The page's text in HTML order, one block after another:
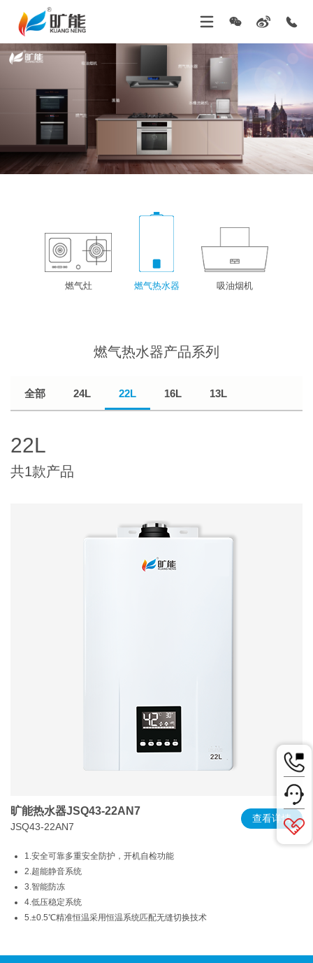
燃气灶 燃气热水器 吸油烟机
燃气热水器产品系列
全部 24L 22L 16L 13L
22L
共1款产品
旷能热水器JSQ43-22AN7
JSQ43-22AN7
查看详情
1.安全可靠多重安全防护，开机自检功能
2.超能静音系统
3.智能防冻
4.低压稳定系统
5.±0.5℃精准恒温采用恒温系统匹配无缝切换技术